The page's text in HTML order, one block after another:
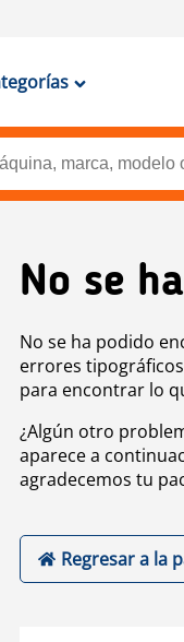
No se
No se ha podido
errores
para encontrar lo
¿Algún otro
aparece a
agradecemos tu
Regresar a la